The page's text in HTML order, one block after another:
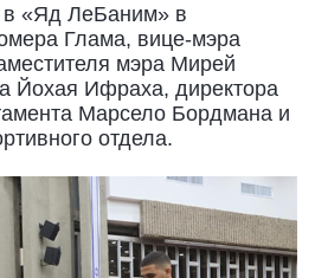
«Яд ЛеБаним» в
Глама, вице-мэра
мэра Мирей
Йохая Ифраха, директора
Марсело Бордмана и
отдела.